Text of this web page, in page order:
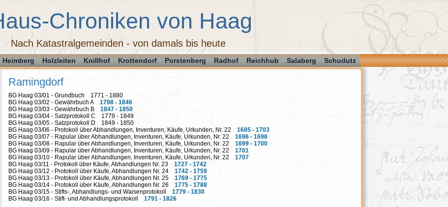
Chroniken von Haag
Nach Katastralgemeinden - von damals bis heute
Heimberg Holzleiten Knillhof Krottendorf Porstenberg Radhof Reichhub Salaberg Schudutz
Ramingdorf
BG Haag 03/01 - Grundbuch 1771 - 1880
BG Haag 03/02 - Gewährbuch A 1798 - 1846
BG Haag 03/03 - Gewährbuch B 1847 - 1850
BG Haag 03/04 - Satzprotokoll C 1779 - 1849
BG Haag 03/05 - Satzprotokoll D 1849 - 1850
BG Haag 03/06 - Protokoll über Abhandlungen, Inventuren, Käufe, Urkunden, Nr. 22 1685 - 1703
BG Haag 03/07 - Rapular über Abhandlungen, Inventuren, Käufe, Urkunden, Nr. 22 1696 - 1698
BG Haag 03/08 - Rapular über Abhandlungen, Inventuren, Käufe, Urkunden, Nr. 22 1699 - 1700
BG Haag 03/09 - Rapular über Abhandlungen, Inventuren, Käufe, Urkunden, Nr. 22 1701
BG Haag 03/10 - Rapular über Abhandlungen, Inventuren, Käufe, Urkunden, Nr. 22 1707
BG Haag 03/11 - Protokoll über Käufe, Abhandlungen Nr. 23 1727 - 1742
BG Haag 03/12 - Protokoll über Käufe, Abhandlungen Nr. 24 1742 - 1759
BG Haag 03/13 - Protokoll über Käufe, Abhandlungen Nr. 25 1769 - 1775
BG Haag 03/14 - Protokoll über Käufe, Abhandlungen Nr. 26 1775 - 1788
BG Haag 03/15 - Stifts-, Abhandlungs- und Waisenprotokoll 1779 - 1830
BG Haag 03/16 - Stift- und Abhandlungsprotokoll 1791 - 1826